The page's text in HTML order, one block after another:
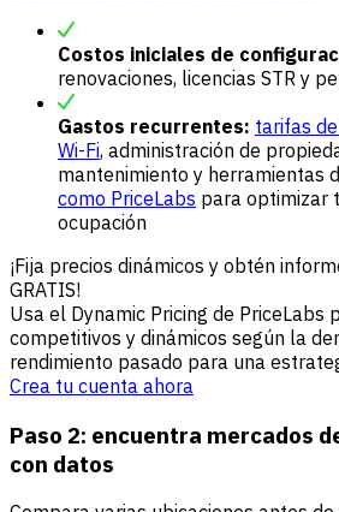
Costos iniciales de
renovaciones, licencias STR y
Gastos recurrentes: tarifas
Wi-Fi, administración de
mantenimiento y herramientas
como PriceLabs para optimizar
ocupación
¡Fija precios dinámicos y obtén
GRATIS!
Usa el Dynamic Pricing de PriceLabs
competitivos y dinámicos según la
rendimiento pasado para una
Crea tu cuenta ahora
Paso 2: encuentra mercados
con datos